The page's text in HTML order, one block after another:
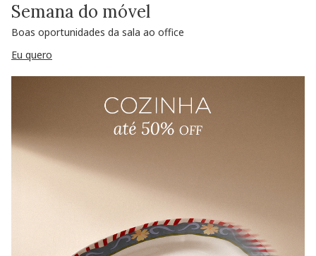
Semana do móvel
Boas oportunidades da sala ao office
Eu quero